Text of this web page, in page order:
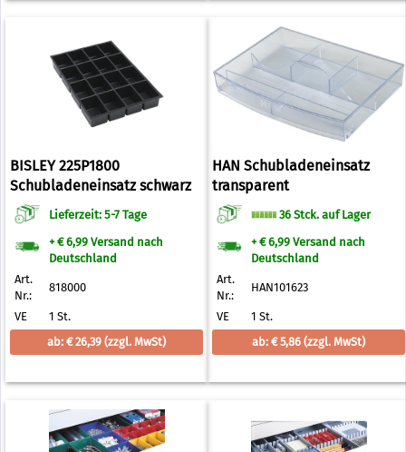
BISLEY 225P1800
Schubladeneinsatz schwarz
Lieferzeit: 5-7 Tage
+ € 6,99 Versand nach
Deutschland
Art.
Nr.:
818000
VE
1 St.
ab: € 26,39 (zzgl. MwSt)
HAN Schubladeneinsatz
transparent
36 Stck. auf Lager
+ € 6,99 Versand nach
Deutschland
Art.
Nr.:
HAN101623
VE
1 St.
ab: € 5,86 (zzgl. MwSt)